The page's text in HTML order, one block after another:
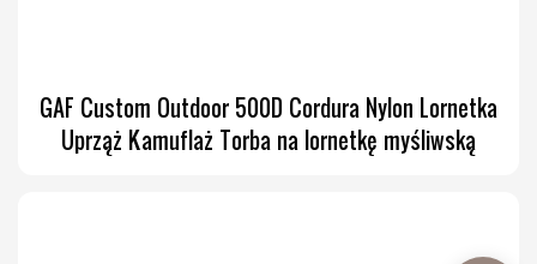
GAF Custom Outdoor 500D Cordura Nylon Lornetka
Uprząż Kamuflaż Torba na lornetkę myśliwską